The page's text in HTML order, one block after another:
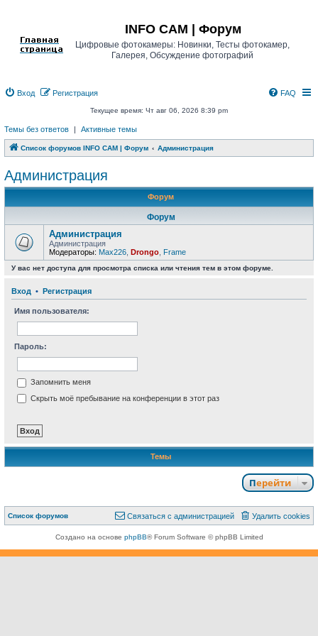
INFO CAM | Форум
Цифровые фотокамеры: Новинки, Тесты фотокамер,
Галерея, Обсуждение фотографий
Вход Регистрация FAQ
Текущее время: Чт авг 06, 2026 8:39 pm
Темы без ответов | Активные темы
Список форумов INFO CAM | Форум Администрация
Администрация
Форум
Форум
Администрация
Администрация
Модераторы: Max226 Drongo Frame
У вас нет доступа для просмотра списка или чтения тем в этом форуме.
Вход • Регистрация
Имя пользователя:
Пароль:
Запомнить меня
Скрыть моё пребывание на конференции в этот раз
Темы
Перейти
Список форумов Удалить cookies
Связаться с
Связаться с администрацией
Создано на основе phpBB® Forum Software © phpBB Limited